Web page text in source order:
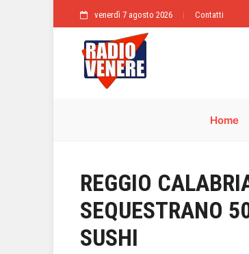
venerdì 7 agosto 2026 Contatti
Home
REGGIO
SEQUESTRANO
SUSHI